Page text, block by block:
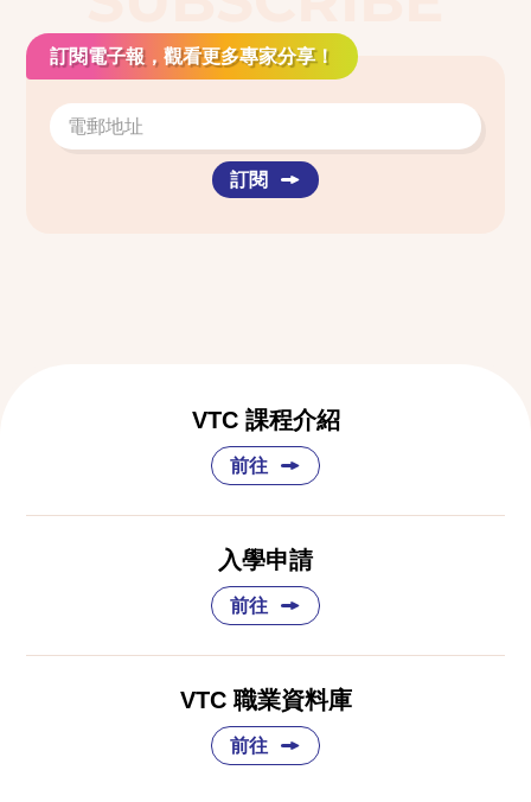
訂閱電子報，觀看更多專家分享！
訂閱
VTC 課程介紹
前往
入學申請
前往
VTC 職業資料庫
前往